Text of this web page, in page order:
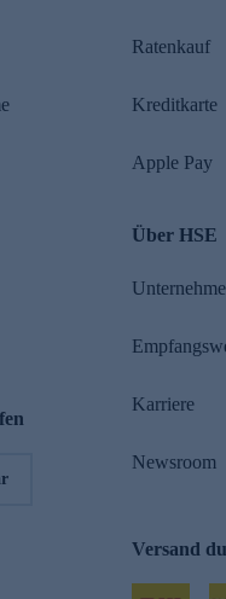
Ratenkauf
Kreditkarte
Apple Pay
Über HSE
Karriere
Newsroom
Versand